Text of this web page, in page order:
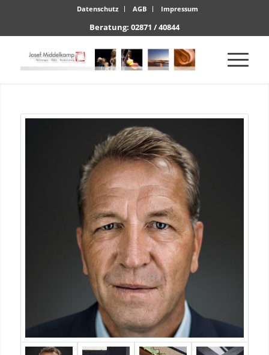
Datenschutz AGB Impressum
Beratung: 02871 / 40844